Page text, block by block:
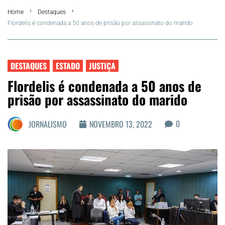
FLA Araru 2026
Região dos Lagos
Agenda Cultural
Colunistas
Matérias Exclusivas
Home
Destaques
Flordelis é condenada a 50 anos de prisão por assassinato do marido
DESTAQUES ESTADO JUSTIÇA
Flordelis é condenada a 50 anos de
prisão por assassinato do marido
JORNALISMO NOVEMBRO 13, 2022 0